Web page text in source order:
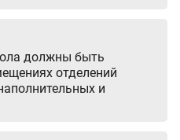
должны быть
отделений
и